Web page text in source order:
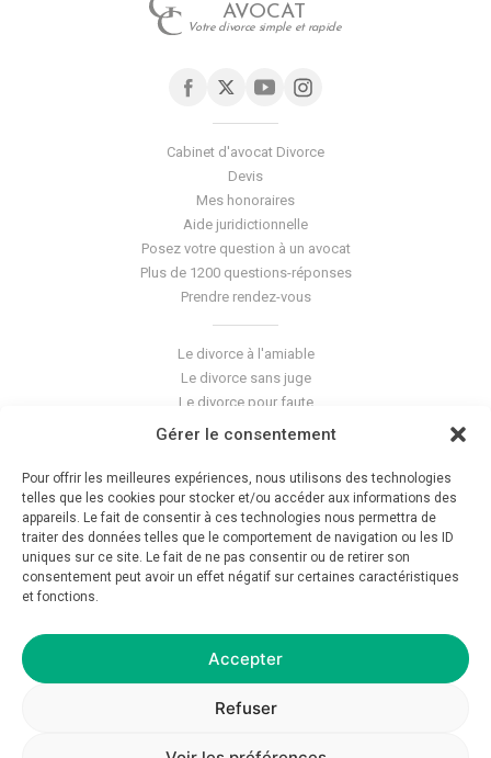
Gérer le consentement
Pour offrir les meilleures expériences, nous utilisons des technologies
telles que les cookies pour stocker et/ou accéder aux informations des
appareils. Le fait de consentir à ces technologies nous permettra de
traiter des données telles que le comportement de navigation ou les ID
uniques sur ce site. Le fait de ne pas consentir ou de retirer son
consentement peut avoir un effet négatif sur certaines caractéristiques
et fonctions.
Accepter
Refuser
AVOCAT
Votre divorce simple et rapide
Cabinet d'avocat Divorce
Devis
Mes honoraires
Aide juridictionnelle
Posez votre question à un avocat
Plus de 1200 questions-réponses
Prendre rendez-vous
Le divorce à l'amiable
Le divorce sans juge
Le divorce pour faute
Le divorce accepté
La séparation de corps
Les violences conjugales
Le blog du cabinet
Glossaire
Déontologie
Politique de confidentialité